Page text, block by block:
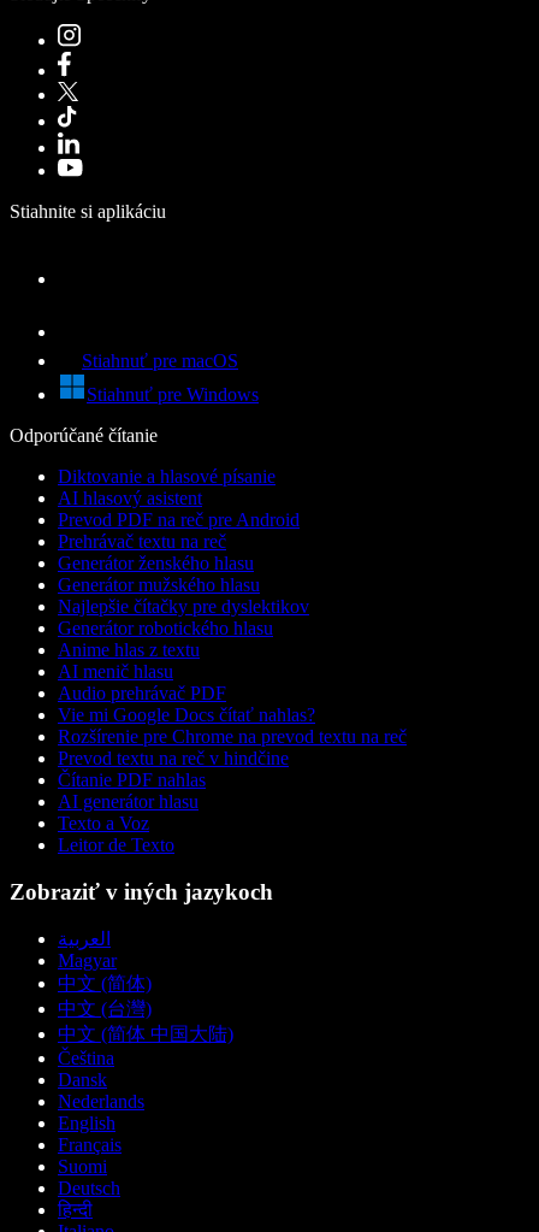
Stiahnite si aplikáciu
Stiahnuť pre macOS
Stiahnuť pre Windows
Odporúčané čítanie
Diktovanie a hlasové písanie
AI hlasový asistent
Prevod PDF na reč pre Android
Prehrávač textu na reč
Generátor ženského hlasu
Generátor mužského hlasu
Najlepšie čítačky pre dyslektikov
Generátor robotického hlasu
Anime hlas z textu
AI menič hlasu
Audio prehrávač PDF
Vie mi Google Docs čítať nahlas?
Rozšírenie pre Chrome na prevod textu na reč
Prevod textu na reč v hindčine
Čítanie PDF nahlas
AI generátor hlasu
Texto a Voz
Leitor de Texto
Zobraziť v iných jazykoch
العربية
Magyar
中文 (简体)
中文 (台灣)
中文 (简体 中国大陆)
Čeština
Dansk
Nederlands
English
Français
Suomi
Deutsch
हिन्दी